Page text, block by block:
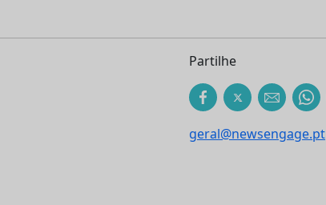
Partilhe
geral@newsengage.pt